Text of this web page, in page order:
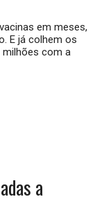
em meses,
E já colhem os
milhões com a
a